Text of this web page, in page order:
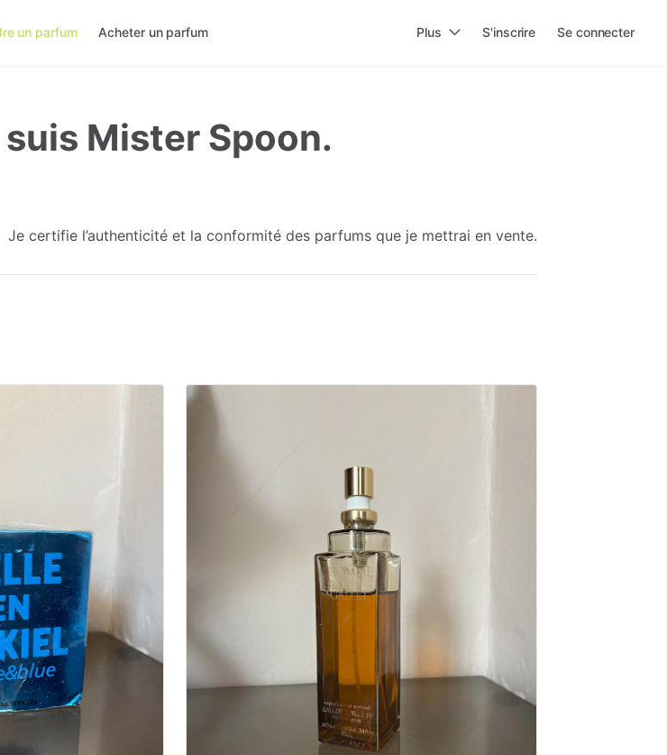
un parfum Acheter un parfum Plus S'inscrire Se connecter
Mister Spoon.
Je certifie l’authenticité et la conformité des parfums que je mettrai en vente.